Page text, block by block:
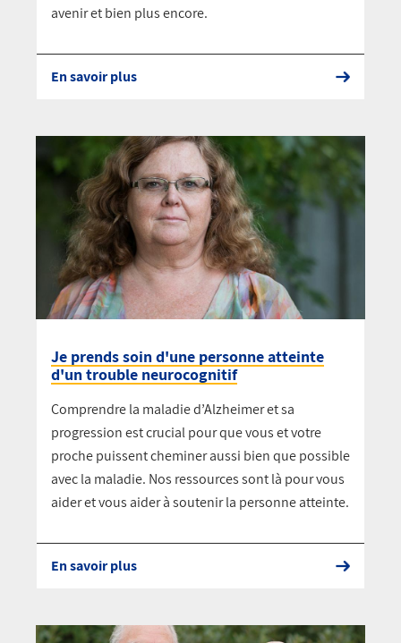
avenir et bien plus encore.
En savoir plus
Je prends soin d'une personne atteinte
d'un trouble neurocognitif
Comprendre la maladie d’Alzheimer et sa
progression est crucial pour que vous et votre
proche puissent cheminer aussi bien que possible
avec la maladie. Nos ressources sont là pour vous
aider et vous aider à soutenir la personne atteinte.
En savoir plus